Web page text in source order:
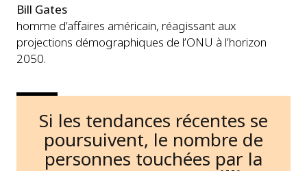
Bill Gates
homme d’affaires américain, réagissant aux
projections démographiques de l’ONU à l’horizon
2050.
Si les tendances récentes se
poursuivent, le nombre de
personnes touchées par la